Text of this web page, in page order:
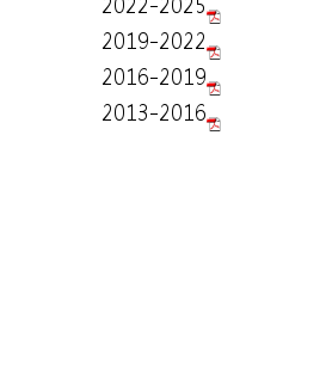
2019-2022
2016-2019
2013-2016